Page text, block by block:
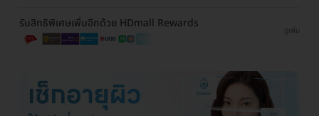
รับสิทธิพิเศษเพิ่มอีกด้วย HDmall Rewards
ดูเพิ่ม